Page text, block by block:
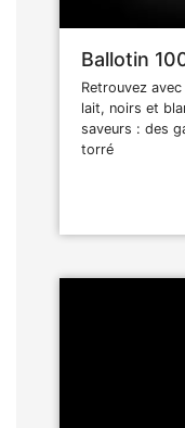
Ballotin
Retrouvez
lait, noirs et
saveurs : des
torré